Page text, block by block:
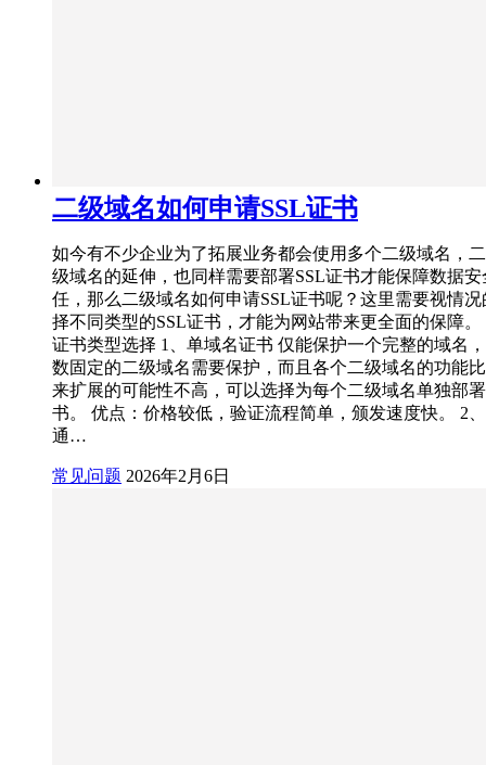
二级域名如何申请SSL证书
如今有不少企业为了拓展业务都会使用多个二级域名，
级域名的延伸，也同样需要部署SSL证书才能保障数据
任，那么二级域名如何申请SSL证书呢？这里需要视情
择不同类型的SSL证书，才能为网站带来更全面的保障
证书类型选择 1、单域名证书 仅能保护一个完整的域名
数固定的二级域名需要保护，而且各个二级域名的功能
来扩展的可能性不高，可以选择为每个二级域名单独部
书。 优点：价格较低，验证流程简单，颁发速度快。 2
通…
常见问题 2026年2月6日